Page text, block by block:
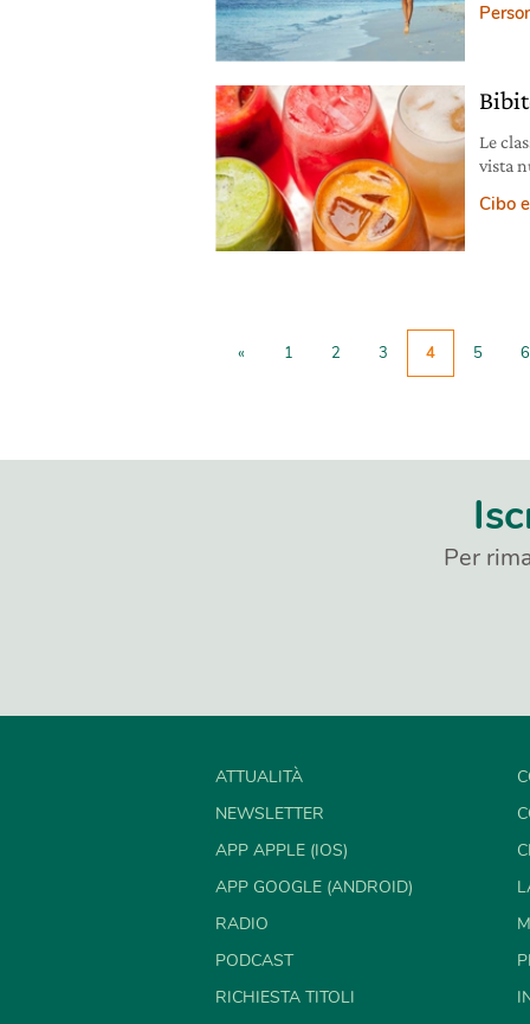
Le
vista
oltre
Cibo
« 1 2 3 4 5 6
Per
ATTUALITÀ
NEWSLETTER
APP APPLE (IOS)
APP GOOGLE (ANDROID)
RADIO
PODCAST
RICHIESTA TITOLI